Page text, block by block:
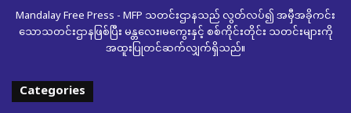
Mandalay Free Press - MFP သတင်းဌာနသည် လွတ်လပ်၍ အမှီအခိုကင်း
သောသတင်းဌာနဖြစ်ပြီး မန္တလေး၊မကွေးနှင့် စစ်ကိုင်းတိုင်း သတင်းများကို
အထူးပြုတင်ဆက်လျှက်ရှိသည်။
Categories